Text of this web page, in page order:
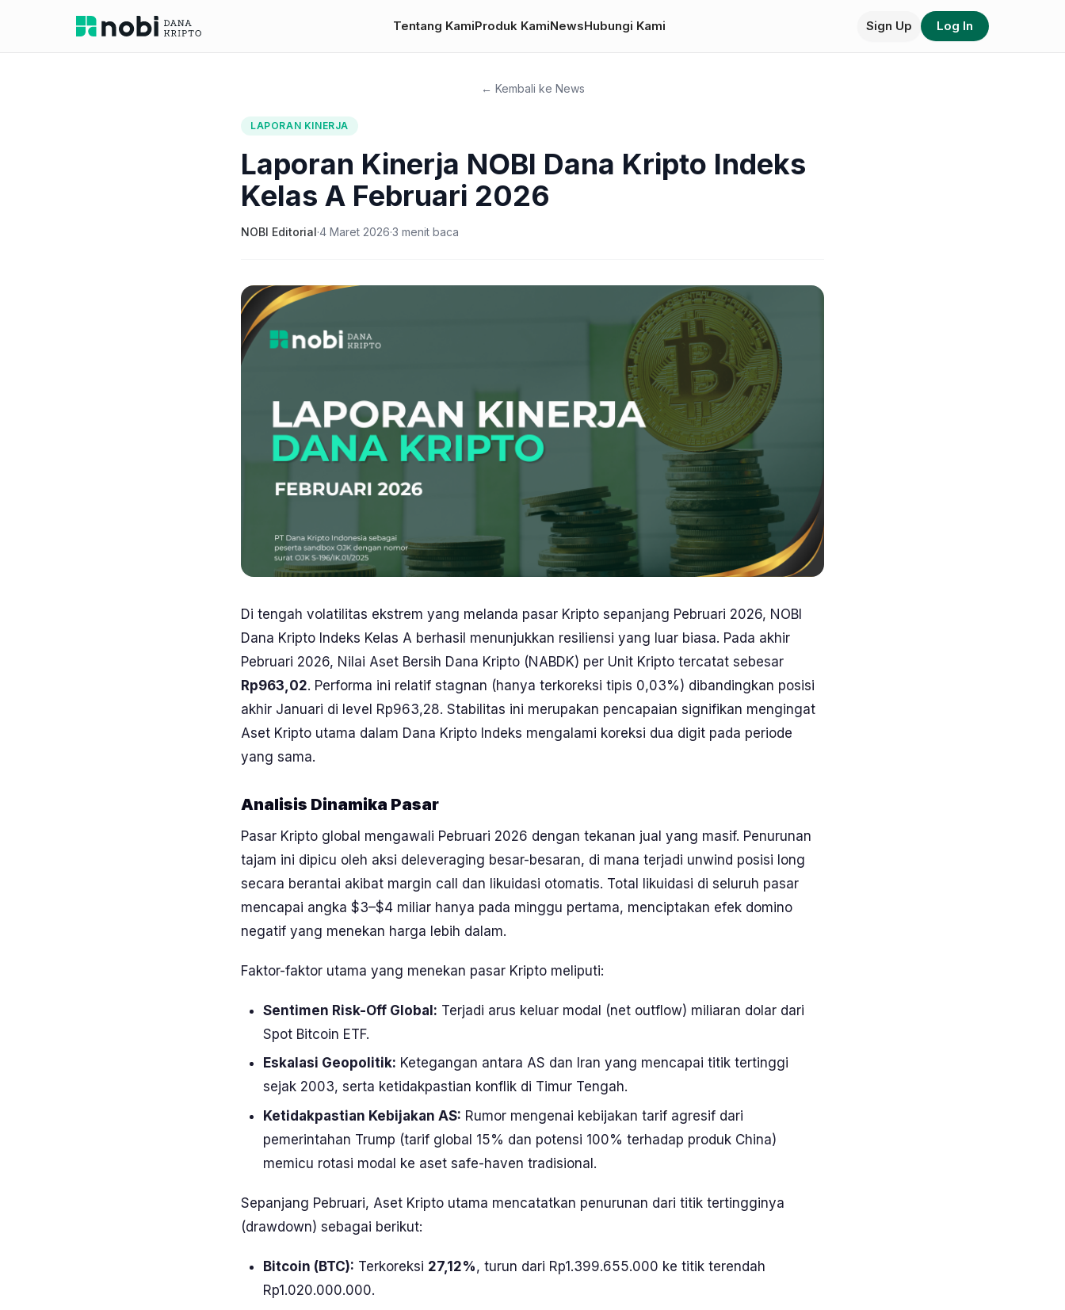
Tentang KamiProduk KamiNewsHubungi Kami Sign Up Log In
← Kembali ke News
LAPORAN KINERJA
Laporan Kinerja NOBI Dana Kripto Indeks
Kelas A Februari 2026
NOBI Editorial·4 Maret 2026·3 menit baca
Di tengah volatilitas ekstrem yang melanda pasar Kripto sepanjang Pebruari 2026, NOBI
Dana Kripto Indeks Kelas A berhasil menunjukkan resiliensi yang luar biasa. Pada akhir
Pebruari 2026, Nilai Aset Bersih Dana Kripto (NABDK) per Unit Kripto tercatat sebesar
Rp963,02. Performa ini relatif stagnan (hanya terkoreksi tipis 0,03%) dibandingkan posisi
akhir Januari di level Rp963,28. Stabilitas ini merupakan pencapaian signifikan mengingat
Aset Kripto utama dalam Dana Kripto Indeks mengalami koreksi dua digit pada periode
yang sama.
Analisis Dinamika Pasar
Pasar Kripto global mengawali Pebruari 2026 dengan tekanan jual yang masif. Penurunan
tajam ini dipicu oleh aksi deleveraging besar-besaran, di mana terjadi unwind posisi long
secara berantai akibat margin call
dan likuidasi otomatis. Total likuidasi di seluruh pasar
mencapai angka $3–$4 miliar hanya pada minggu pertama, menciptakan efek domino
negatif yang menekan harga lebih dalam.
Faktor-faktor utama yang menekan pasar Kripto meliputi:
Sentimen Risk-Off Global: Terjadi arus keluar modal (net outflow) miliaran dolar dari
Spot Bitcoin ETF.
Eskalasi Geopolitik: Ketegangan antara AS dan Iran yang mencapai titik tertinggi
sejak 2003, serta ketidakpastian konflik di Timur Tengah.
Ketidakpastian Kebijakan AS: Rumor mengenai kebijakan tarif agresif dari
pemerintahan Trump (tarif global 15% dan potensi 100% terhadap produk China)
memicu rotasi modal ke aset safe-haven tradisional.
Sepanjang Pebruari, Aset Kripto utama mencatatkan penurunan dari titik tertingginya
(drawdown) sebagai berikut:
Bitcoin (BTC): Terkoreksi 27,12%, turun dari Rp1.399.655.000 ke titik terendah
Rp1.020.000.000.